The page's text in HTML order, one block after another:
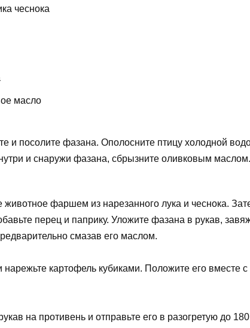
чеснока
масло
и посолите фазана. Ополосните птицу холодной
и снаружи фазана, сбрызните оливковым маслом.
животное фаршем из нарезанного лука и чеснока.
перец и паприку. Уложите фазана в рукав,
смазав его маслом.
нарежьте картофель кубиками. Положите его вместе
на противень и отправьте его в разогретую до 180